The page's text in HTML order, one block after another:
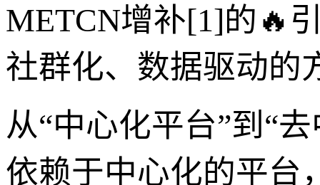
METCN增补[1]的🔥
社群化、数据驱动的
从“中心化平台”到“
依赖于中心化的平台